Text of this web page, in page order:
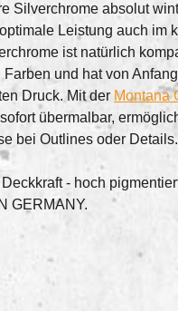
Silverchrome absolut
Leistung auch im
ist natürlich
Farben und hat von
Druck. Mit der Montana
sofort übermalbar,
bei Outlines oder Details.
- hoch
GERMANY.